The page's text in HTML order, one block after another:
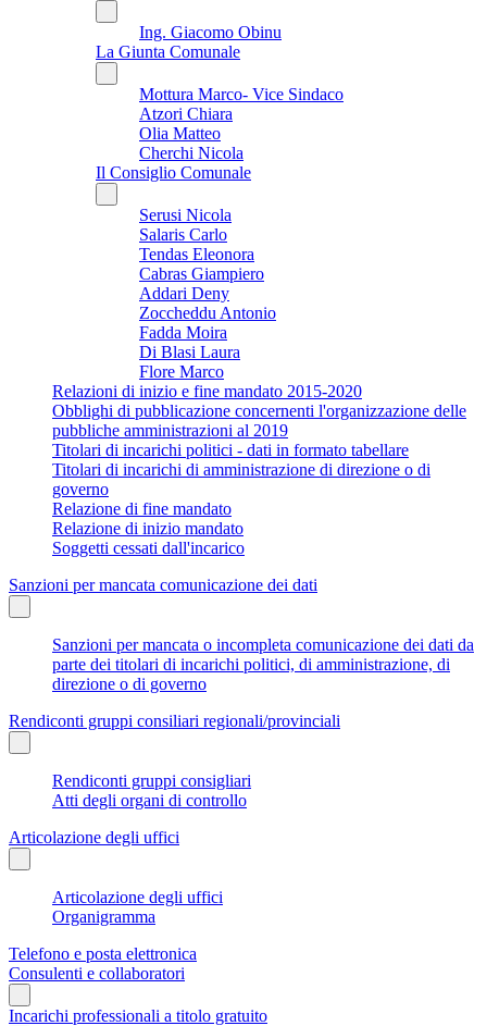
Ing. Giacomo Obinu
La Giunta Comunale
Mottura Marco- Vice Sindaco
Atzori Chiara
Olia Matteo
Cherchi Nicola
Il Consiglio Comunale
Serusi Nicola
Salaris Carlo
Tendas Eleonora
Cabras Giampiero
Addari Deny
Zoccheddu Antonio
Fadda Moira
Di Blasi Laura
Flore Marco
Relazioni di inizio e fine mandato 2015-2020
Obblighi di pubblicazione concernenti l'organizzazione delle
pubbliche amministrazioni al 2019
Titolari di incarichi politici - dati in formato tabellare
Titolari di incarichi di amministrazione di direzione o di
governo
Relazione di fine mandato
Relazione di inizio mandato
Soggetti cessati dall'incarico
Sanzioni per mancata comunicazione dei dati
Sanzioni per mancata o incompleta comunicazione dei dati da
parte dei titolari di incarichi politici, di amministrazione, di
direzione o di governo
Rendiconti gruppi consiliari regionali/provinciali
Rendiconti gruppi consigliari
Atti degli organi di controllo
Articolazione degli uffici
Articolazione degli uffici
Organigramma
Telefono e posta elettronica
Consulenti e collaboratori
Incarichi professionali a titolo gratuito